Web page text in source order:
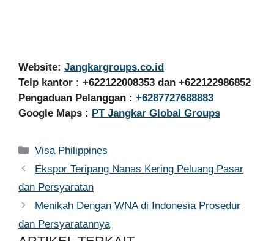
Website: Jangkargroups.co.id
Telp kantor : +622122008353 dan +622122986852
Pengaduan Pelanggan : +6287727688883
Google Maps : PT Jangkar Global Groups
Kategori
Visa Philippines
Ekspor Teripang Nanas Kering Peluang Pasar
dan Persyaratan
Menikah Dengan WNA di Indonesia Prosedur
dan Persyaratannya